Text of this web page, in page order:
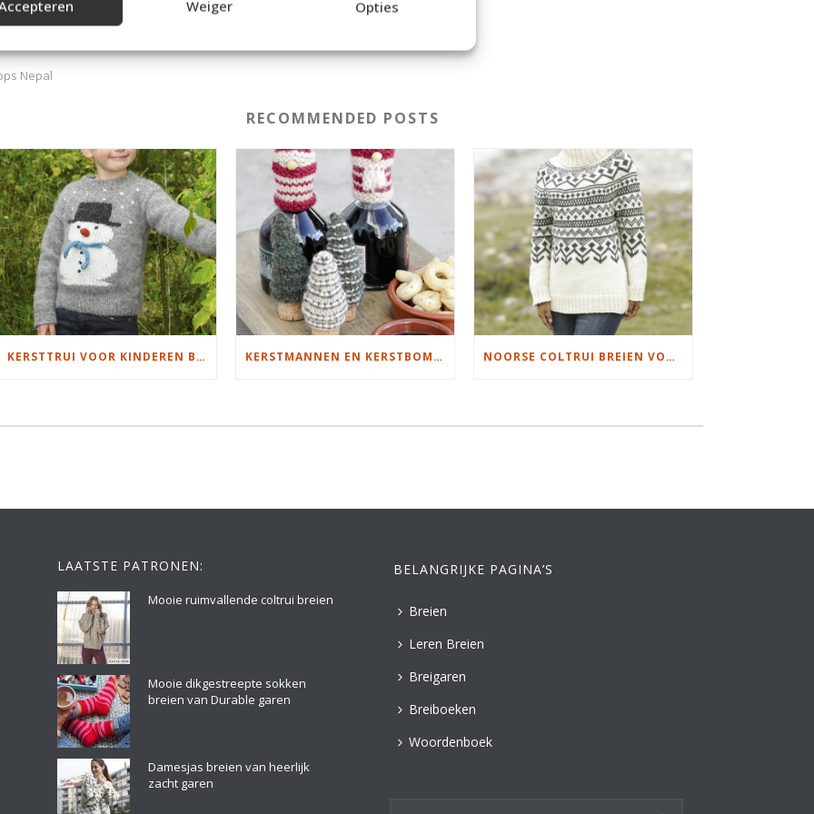
Weiger Opties
Nepal
RECOMMENDED POSTS
KERSTTRUI VOOR KINDEREN BREIEN MET SNEEUWPOP KERSTMANNEN EN KERSTBOMEN BREIEN NOORSE COLTRUI BREIEN VOOR DAMES
LAATSTE PATRONEN:
Mooie ruimvallende coltrui breien
Mooie dikgestreepte sokken
breien van Durable garen
Damesjas breien van heerlijk
zacht garen
BELANGRIJKE PAGINA’S
Breien
Leren Breien
Breigaren
Breiboeken
Woordenboek